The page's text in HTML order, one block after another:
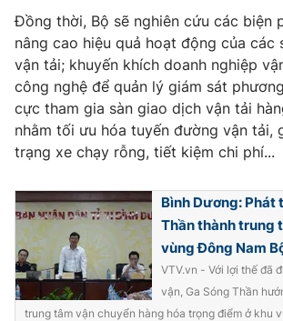
VTV4 Vươn
VTV9 VTV8
Liên hệ tòa soạn English
THỜI BÁO VTV
Đồng thời, Bộ sẽ nghiên cứu các biện
nâng cao hiệu quả hoạt động của các
vận tải; khuyến khích doanh nghiệp
công nghệ để quản lý giám sát
cực tham gia sàn giao dịch vận tải
nhằm tối ưu hóa tuyến đường vận tải,
trạng xe chạy rỗng, tiết kiệm chi phí...
Bình Dương: Phát
Thần thành trung
vùng Đông Nam
VTV.vn - Với lợi thế đã
vận, Ga Sóng Thần
trung tâm vận chuyển hàng hóa trọng điểm ở khu